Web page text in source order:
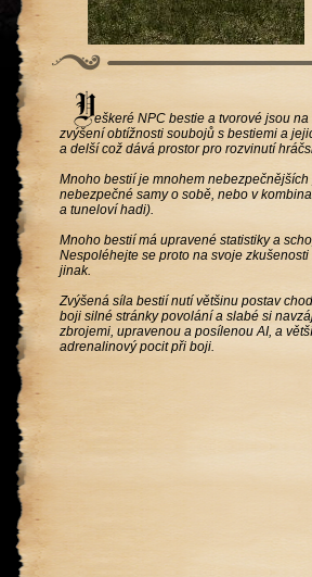
eškeré NPC bestie a tvorové jsou
zvýšení obtížnosti soubojů s bestiemi a
a delší což dává prostor pro rozvinutí
Mnoho bestií je mnohem
nebezpečné samy o sobě, nebo v
a tuneloví hadi).
Mnoho bestií má upravené statistiky a
Nespoléhejte se proto na svoje
jinak.
Zvýšená síla bestií nutí většinu postav
boji silné stránky povolání a slabé si
zbrojemi, upravenou a posílenou AI, a
adrenalinový pocit při boji.